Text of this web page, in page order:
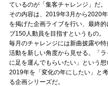
ているのが「集客チャレンジ」だ。
その内容は、2019年3月から2020
を掲げた企画ライブを行い、最終
ブ150人動員を目指すというもの。
毎月のチャレンジには新曲披露や
活動を新しい角度から見せる。「
に足を運んでもらいたい」という想
2019年を「変化の年にしたい」と
る企画シリーズだ。